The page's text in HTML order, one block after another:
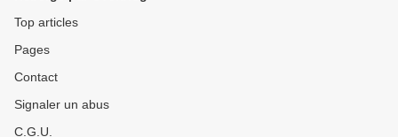
Top articles
Pages
Contact
Signaler un abus
C.G.U.